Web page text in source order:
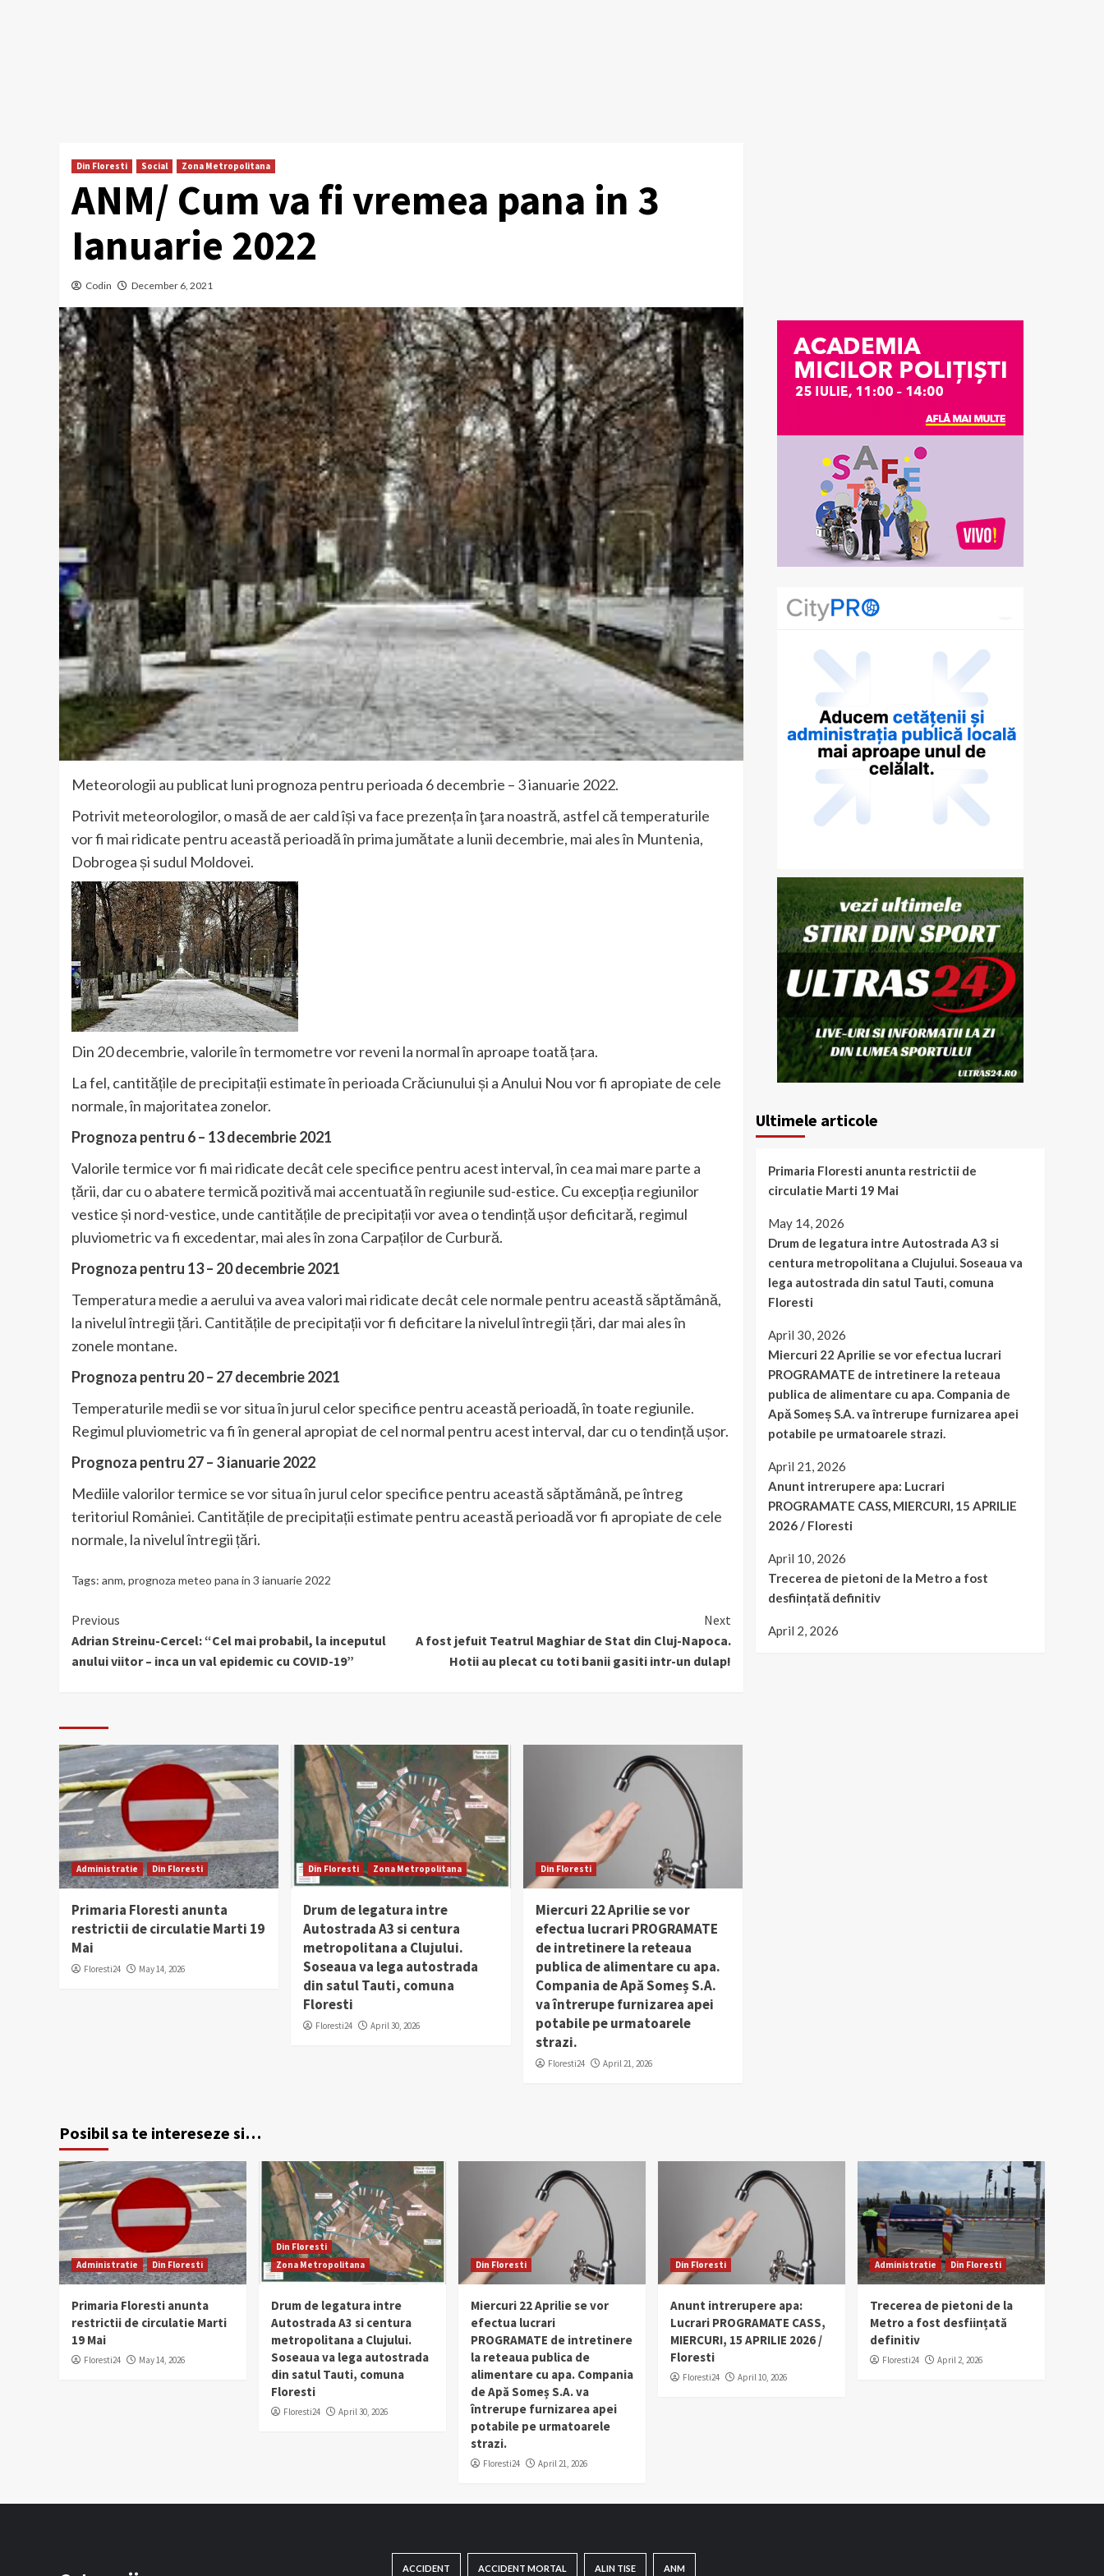
Din Floresti Social Zona Metropolitana
ANM/ Cum va fi vremea pana in 3
Ianuarie 2022
Codin December 6, 2021
Meteorologii au publicat luni prognoza pentru perioada 6 decembrie – 3 ianuarie 2022.
Potrivit meteorologilor, o masă de aer cald își va face prezența în ţara noastră, astfel că temperaturile
vor fi mai ridicate pentru această perioadă în prima jumătate a lunii decembrie, mai ales în Muntenia,
Dobrogea și sudul Moldovei.
Din 20 decembrie, valorile în termometre vor reveni la normal în aproape toată țara.
La fel, cantitățile de precipitații estimate în perioada Crăciunului și a Anului Nou vor fi apropiate de cele
normale, în majoritatea zonelor.
Prognoza pentru 6 – 13 decembrie 2021
Valorile termice vor fi mai ridicate decât cele specifice pentru acest interval, în cea mai mare parte a
țării, dar cu o abatere termică pozitivă mai accentuată în regiunile sud-estice. Cu excepția regiunilor
vestice și nord-vestice, unde cantitățile de precipitații vor avea o tendință ușor deficitară, regimul
pluviometric va fi excedentar, mai ales în zona Carpaților de Curbură.
Prognoza pentru 13 – 20 decembrie 2021
Temperatura medie a aerului va avea valori mai ridicate decât cele normale pentru această săptămână,
la nivelul întregii țări. Cantitățile de precipitații vor fi deficitare la nivelul întregii țări, dar mai ales în
zonele montane.
Prognoza pentru 20 – 27 decembrie 2021
Temperaturile medii se vor situa în jurul celor specifice pentru această perioadă, în toate regiunile.
Regimul pluviometric va fi în general apropiat de cel normal pentru acest interval, dar cu o tendință ușor.
Prognoza pentru 27 – 3 ianuarie 2022
Mediile valorilor termice se vor situa în jurul celor specifice pentru această săptămână, pe întreg
teritoriul României. Cantitățile de precipitații estimate pentru această perioadă vor fi apropiate de cele
normale, la nivelul întregii țări.
Tags: anm, prognoza meteo pana in 3 ianuarie 2022
Continue
Reading
Previous
Adrian Streinu-Cercel: “Cel mai probabil, la inceputul
anului viitor – inca un val epidemic cu COVID-19”
Next
A fost jefuit Teatrul Maghiar de Stat din Cluj-Napoca.
Hotii au plecat cu toti banii gasiti intr-un dulap!
Administratie Din Floresti
Primaria Floresti anunta
restrictii de circulatie Marti 19
Mai
Floresti24 May 14, 2026
Din Floresti Zona Metropolitana
Drum de legatura intre
Autostrada A3 si centura
metropolitana a Clujului.
Soseaua va lega autostrada
din satul Tauti, comuna
Floresti
Floresti24 April 30, 2026
Din Floresti
Miercuri 22 Aprilie se vor
efectua lucrari PROGRAMATE
de intretinere la reteaua
publica de alimentare cu apa.
Compania de Apă Someș S.A.
va întrerupe furnizarea apei
potabile pe urmatoarele
strazi.
Floresti24 April 21, 2026
Ultimele articole
Primaria Floresti anunta restrictii de
circulatie Marti 19 Mai
May 14, 2026
Drum de legatura intre Autostrada A3 si
centura metropolitana a Clujului. Soseaua va
lega autostrada din satul Tauti, comuna
Floresti
April 30, 2026
Miercuri 22 Aprilie se vor efectua lucrari
PROGRAMATE de intretinere la reteaua
publica de alimentare cu apa. Compania de
Apă Someș S.A. va întrerupe furnizarea apei
potabile pe urmatoarele strazi.
April 21, 2026
Anunt intrerupere apa: Lucrari
PROGRAMATE CASS, MIERCURI, 15 APRILIE
2026 / Floresti
April 10, 2026
Trecerea de pietoni de la Metro a fost
desființată definitiv
April 2, 2026
Posibil sa te intereseze si…
Administratie Din Floresti
Primaria Floresti anunta
restrictii de circulatie Marti
19 Mai
Floresti24 May 14, 2026
Din Floresti
Zona Metropolitana
Drum de legatura intre
Autostrada A3 si centura
metropolitana a Clujului.
Soseaua va lega autostrada
din satul Tauti, comuna
Floresti
Floresti24 April 30, 2026
Din Floresti
Miercuri 22 Aprilie se vor
efectua lucrari
PROGRAMATE de intretinere
la reteaua publica de
alimentare cu apa. Compania
de Apă Someș S.A. va
întrerupe furnizarea apei
potabile pe urmatoarele
strazi.
Floresti24 April 21, 2026
Din Floresti
Anunt intrerupere apa:
Lucrari PROGRAMATE CASS,
MIERCURI, 15 APRILIE 2026 /
Floresti
Floresti24 April 10, 2026
Administratie Din Floresti
Trecerea de pietoni de la
Metro a fost desființată
definitiv
Floresti24 April 2, 2026
ACCIDENT ACCIDENT MORTAL ALIN TISE ANM